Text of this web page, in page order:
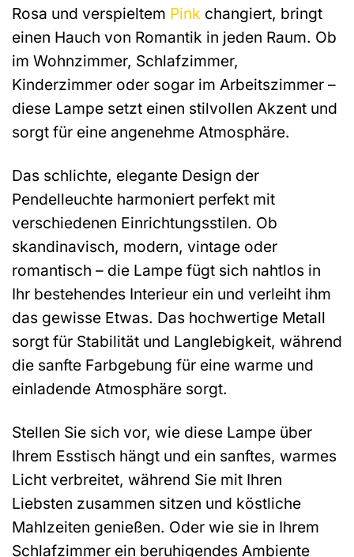
Rosa und verspieltem Pink changiert, bringt
einen Hauch von Romantik in jeden Raum. Ob
im Wohnzimmer, Schlafzimmer,
Kinderzimmer oder sogar im Arbeitszimmer –
diese Lampe setzt einen stilvollen Akzent und
sorgt für eine angenehme Atmosphäre.
Das schlichte, elegante Design der
Pendelleuchte harmoniert perfekt mit
verschiedenen Einrichtungsstilen. Ob
skandinavisch, modern, vintage oder
romantisch – die Lampe fügt sich nahtlos in
Ihr bestehendes Interieur ein und verleiht ihm
das gewisse Etwas. Das hochwertige Metall
sorgt für Stabilität und Langlebigkeit, während
die sanfte Farbgebung für eine warme und
einladende Atmosphäre sorgt.
Stellen Sie sich vor, wie diese Lampe über
Ihrem Esstisch hängt und ein sanftes, warmes
Licht verbreitet, während Sie mit Ihren
Liebsten zusammen sitzen und köstliche
Mahlzeiten genießen. Oder wie sie in Ihrem
Schlafzimmer ein beruhigendes Ambiente